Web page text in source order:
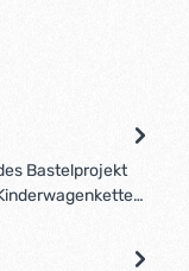
Bastelprojekt